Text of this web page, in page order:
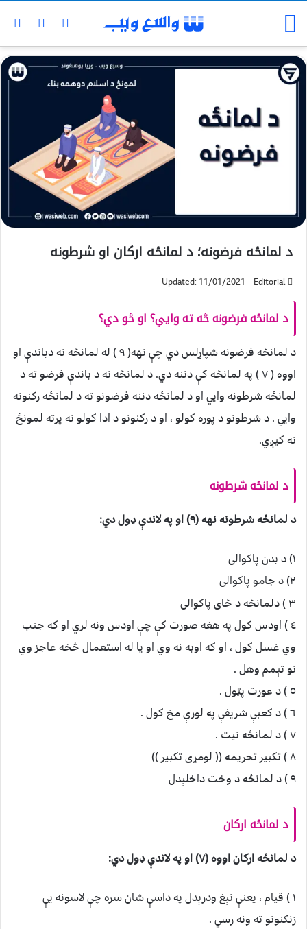
د لمانځه فرضونه؛ د لمانځه ارکان او شرطونه
Editorial
Updated: 11/01/2021
د لمانځه فرضونه څه ته وايي؟ او څو دي؟
د لمانځه فرضونه شپاړلس دي چې نهه( ٩ ) له لمانځه نه دباندې او
اووه ( ٧ ) په لمانځه کې دننه دي. د لمانځه نه د باندې فرضو ته د
لمانځه شرطونه وايي او د لمانځه دننه فرضونو ته د لمانځه رکنونه
وايي . د شرطونو د پوره کولو ، او د رکنونو د ادا کولو نه پرته لمونځ
نه کيږي.
د لمانځه شرطونه
د لمانځه شرطونه نهه (۹) او په لاندې ډول دي:
١) د بدن پاکوالی
٢) د جامو پاکوالی
٣ ) دلمانځه د ځای پاکوالی
٤ ) اودس کول په هغه صورت کې چې اودس ونه لري او که جنب
وي غسل کول ، او که اوبه نه وي او يا له استعمال څخه عاجز وي
نو تېمم وهل .
٥ ) د عورت پټول .
٦ ) د کعبې شريفې په لورې مخ کول .
٧ ) د لمانځه نيت .
٨ ) تکبير تحريمه (( لومړی تکبير ))
٩ ) د لمانځه د وخت داخلېدل
د لمانځه ارکان
د لمانځه ارکان اووه (۷) او په لاندې ډول دي:
١ ) قيام ، يعنې نېغ ودرېدل په داسې شان سره چې لاسونه يې
زنګنونو ته ونه رسي .